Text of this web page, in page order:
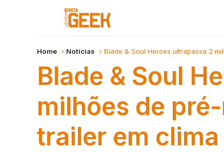
Home Notícias Blade & Soul Heroes ultrapassa 2
Blade & Soul
milhões de
trailer em clima